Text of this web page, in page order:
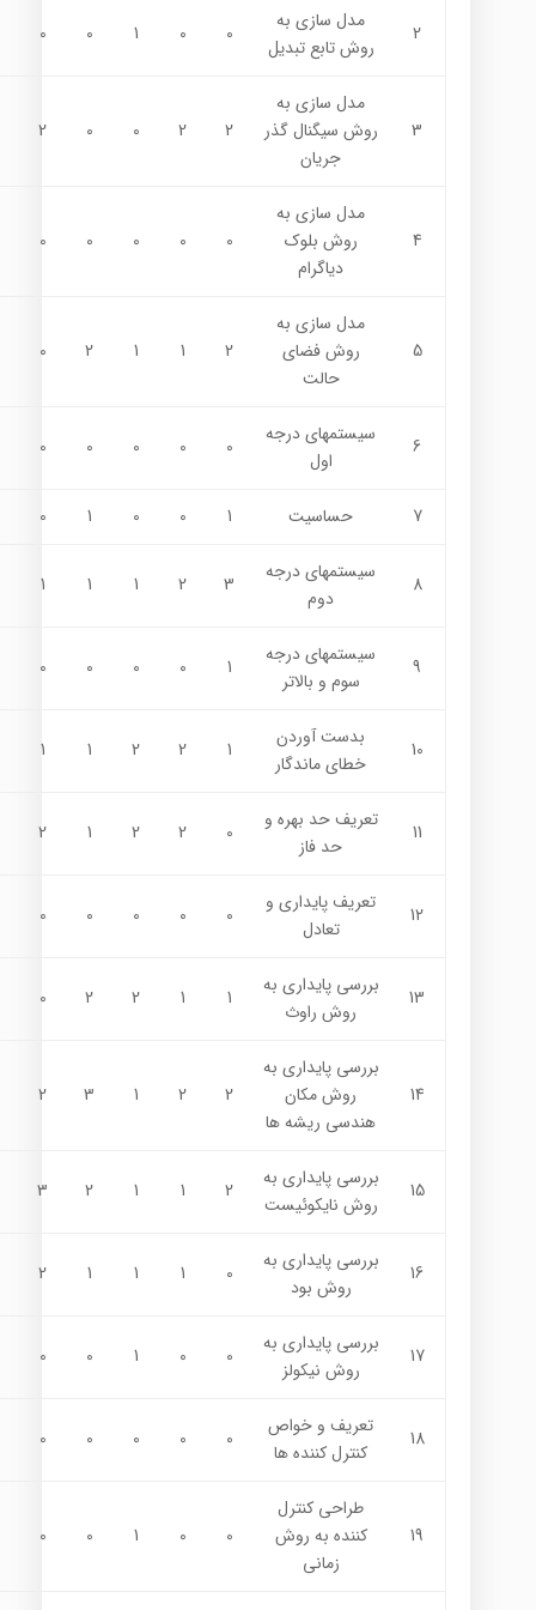
2
مدل سازي به
روش تابع تبديل
0
0
1
0
0
3
مدل سازي به
روش سيگنال گذر
جريان
2
2
0
0
2
4
مدل سازي به
روش بلوك
دياگرام
0
0
0
0
0
5
مدل سازي به
روش فضاي
حالت
2
1
1
2
0
6
سيستمهاي درجه
اول
0
0
0
0
0
7 حساسيت 1
0
0
1
0
8
سيستمهاي درجه
دوم
3
2
1
1
1
9
سيستمهاي درجه
سوم و بالاتر
1
0
0
0
0
10
بدست آوردن
خطاي ماندگار
1
2
2
1
1
11
تعريف حد بهره و
حد فاز
0
2
2
1
2
12
تعريف پايداري و
تعادل
0
0
0
0
0
13
بررسي پايداري به
روش راوث
1
1
2
2
0
14
بررسي پايداري به
روش مكان
هندسي ريشه ها
2
2
1
3
2
15
بررسي پايداري به
روش نايكوئيست
2
1
1
2
3
16
بررسي پايداري به
روش بود
0
1
1
1
2
17
بررسي پايداري به
روش نيكولز
0
0
1
0
0
18
تعريف و خواص
كنترل كننده ها
0
0
0
0
0
19
طراحي كنترل
كننده به روش
زماني
0
0
1
0
0